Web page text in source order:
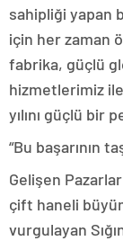
sahipliği yapan
için her zaman
fabrika, güçlü
hizmetlerimiz
yılını güçlü bir
“Bu başarının
Gelişen
çift haneli
vurgulayan